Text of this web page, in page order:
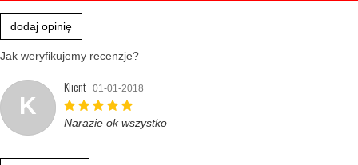
dodaj opinię
Jak weryfikujemy recenzje?
K
Klient 01-01-2018
Narazie ok wszystko